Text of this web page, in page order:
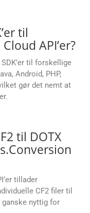
til
API’er?
til forskellige
Android, PHP,
gør det nemt at
til DOTX
tillader
CF2 filer til
ganske nyttig for